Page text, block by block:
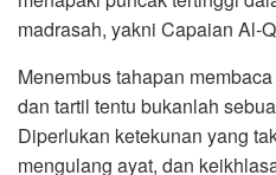
madrasah, yakni Capaian Al-
Menembus tahapan
dan tartil tentu bukanlah
Diperlukan ketekunan yang
mengulang ayat, dan